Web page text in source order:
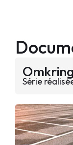
Omkring
Série